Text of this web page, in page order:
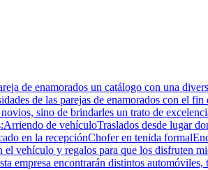
de enamorados un catálogo con una
de las parejas de enamorados con el
sino de brindarles un trato de
de vehículoTraslados desde lugar
en la recepciónChofer en tenida
vehículo y regalos para que los disfruten
empresa encontrarán distintos